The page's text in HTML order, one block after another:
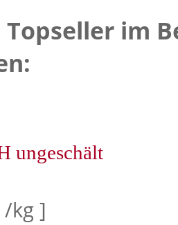
Topseller im
ungeschält
kg ]